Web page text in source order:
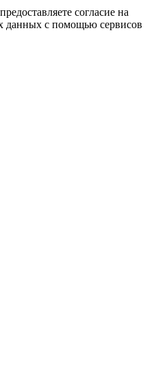
согласие на
данных с помощью сервисов